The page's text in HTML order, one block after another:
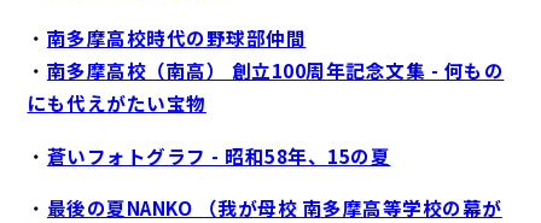
・ 南多摩高校時代の野球部仲間
・ 南多摩高校（南高） 創立100周年記念文集 - 何もの
にも代えがたい宝物
・ 蒼いフォトグラフ - 昭和58年、15の夏
・ 最後の夏NANKO （我が母校 南多摩高等学校の幕が